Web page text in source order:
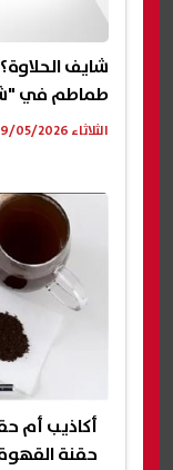
شايف
طماطم في
الثلاثاء 19/05/2026 09:22 م
أكاذيب أم
حقنة